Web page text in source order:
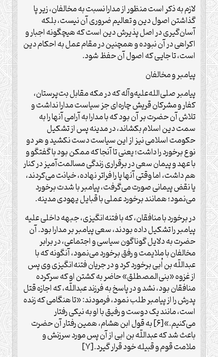
لازم به ذکر است منظور از مدارا نسبت به مخالفان، زیر پا
گذاشتن اصول دین و تعالیم ضروری آن نیست، بلکه
آسان‌‏گیری در اصل پذیرش دین است که هیچ‏گونه اجبار و
اکراهی در آن نبوده و همچنین در مقام عمل به احکام دین
است، تا جایی که اصول آن حفظ شود.
پیامبر و مخالفان
پیامبر صلی‌الله‌علیه‌وآله که در مکه مقابل بت‌‏پرستان،
کفار و مشرکان قریش چاره‌ای جز سیاست مدارا نداشت و
تلاش آن حضرت بر آن بود که با مدارا به آرامی آن‏ها را به
سمت دین اسلام بکشاند، در مدینه پس از تشکیل
حکومت اسلامی نیز از این سیاست دست نکشید و هر دو
نوع برخورد را داشت؛ یعنی تا آنجا که ممکن بود با گفتگو و
با عهد و پیمان سعی در برقراری زندگی مسالمت‌‏آمیز در کنار
هم داشت، اما وقتی آن‏ها پا را فراتر نهاده، خیانت می‏‌کردند،
یا نقض پیمانی صورت می‏‌گرفت، پیامبر با شدت برخورد
می‌‏نمود؛ همانند برخورد عملی با قبایل یهودی مدینه.
در برخورد با منافقان، که با فتنه‌‏انگیزی، جبهه داخلی علیه
پیامبر را تشکیل داده بودند، سعی پیامبر بر مدارا بود. آن
حضرت به دلایل گوناگون سیاسی و اجتماعی، در برابر
مخالفان با ملایمت و رفق برخورد می‌‏نمود، آن‏گونه که با
عبداللّه بن اُبی برخورد کرد و در جریان فتنه‌‏انگیزی وی پس
از غزوه «بنی‌‏المصطلق» حاضر به کشتن او که سرکرده
منافقان بود، نشد و در پاسخ به فرزند عبداللّه، که اجازه قتل
پدرش را از پیامبر طلب نمود، فرمودند: «تا هنگامی که زنده
است، مانند یک دوست و رفیق با او به نیکی رفتار
می‏‌کنیم.»[۶] به قول ابن‏ هشام، همین رفتار آن حضرت
باعث شد که عبداللّه بن ابی از آن پس مورد سرزنش و
ملامت قوم و قبیله خود قرار گیرد.[۷]